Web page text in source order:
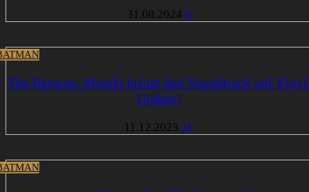
31.08.2024 0
The Batman: Mondo bringt den Soundtrack auf
Update!
11.12.2023 11